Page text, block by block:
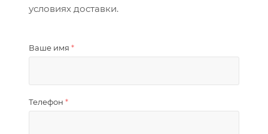
условиях доставки.
Ваше имя *
Телефон *